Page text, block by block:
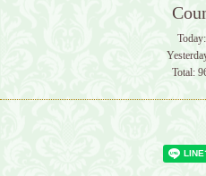
Today:
Total: